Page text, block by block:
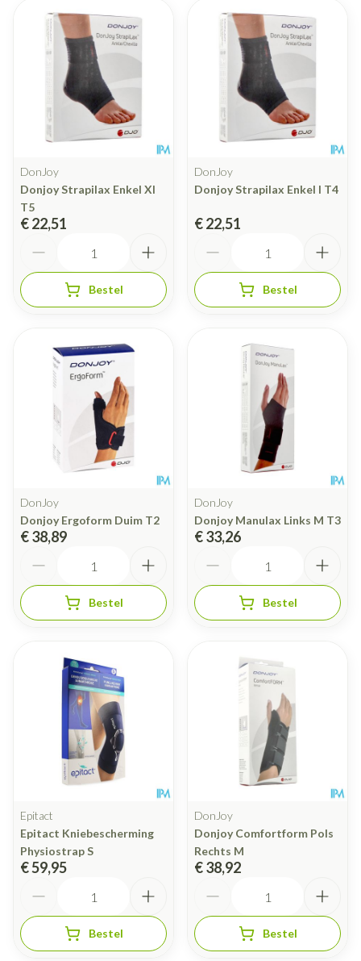
DonJoy
Donjoy Strapilax Enkel Xl
T5
€ 22,51
Bestel
DonJoy
Donjoy Strapilax Enkel l T4
€ 22,51
Bestel
DonJoy
Donjoy Ergoform Duim T2
€ 38,89
Bestel
DonJoy
Donjoy Manulax Links M T3
€ 33,26
Bestel
Epitact
Epitact Kniebescherming
Physiostrap S
€ 59,95
Bestel
DonJoy
Donjoy Comfortform Pols
Rechts M
€ 38,92
Bestel